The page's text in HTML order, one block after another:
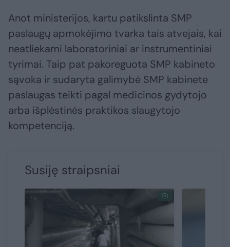
Anot ministerijos, kartu patikslinta SMP
paslaugų apmokėjimo tvarka tais atvejais, kai
neatliekami laboratoriniai ar instrumentiniai
tyrimai. Taip pat pakoreguota SMP kabineto
sąvoka ir sudaryta galimybė SMP kabinete
paslaugas teikti pagal medicinos gydytojo
arba išplėstinės praktikos slaugytojo
kompetenciją.
Susiję straipsniai